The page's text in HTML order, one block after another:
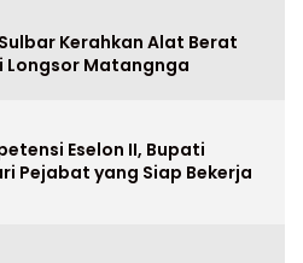
Kerahkan Alat Berat
Longsor Matangnga
Eselon II, Bupati
Pejabat yang Siap Bekerja